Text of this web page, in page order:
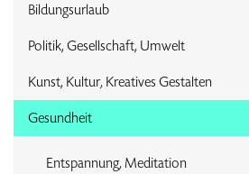
Bildungsurlaub
Politik, Gesellschaft, Umwelt
Kunst, Kultur, Kreatives Gestalten
Gesundheit
Entspannung, Meditation